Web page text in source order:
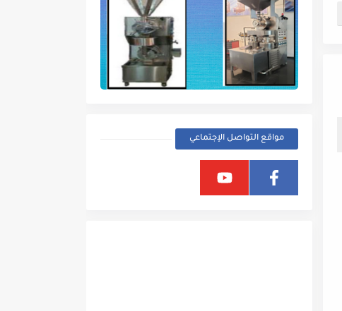
مواقع التواصل الإجتماعي